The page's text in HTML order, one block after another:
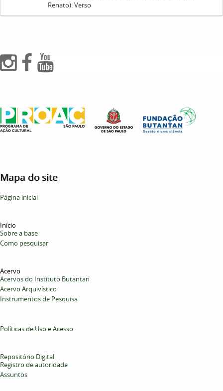
Renato). Verso
Mapa do site
Página inicial
Início
Sobre a base
Como pesquisar
Acervo
Acervos do Instituto Butantan
Acervo Arquivístico
Instrumentos de Pesquisa
Políticas de Uso e Acesso
Repositório Digital
Registro de autoridade
Assuntos